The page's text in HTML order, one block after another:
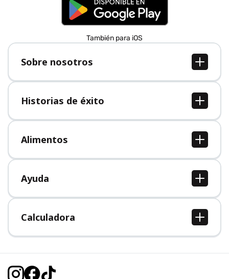
También para iOS
Sobre nosotros
Sobre nosotros
Empleo
Prensa
Historias de éxito
Todas las historias de éxito
Alimentos
Todos los alimentos
Ayuda
Centro de ayuda
Calculadora
Calcular IMC
Calcular peso ideal
Calcular calorías quemadas